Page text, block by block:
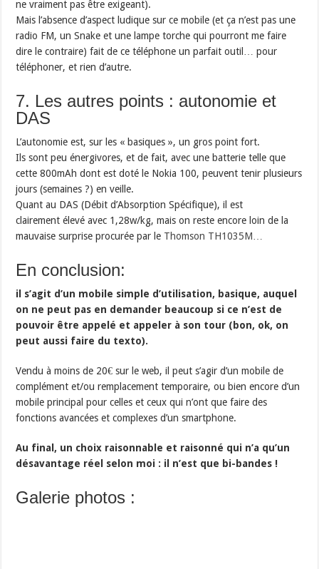
ne vraiment pas être exigeant).
Mais l’absence d’aspect ludique sur ce mobile (et ça n’est pas une
radio FM, un Snake et une lampe torche qui pourront me faire
dire le contraire) fait de ce téléphone un parfait outil… pour
téléphoner, et rien d’autre.
7. Les autres points : autonomie et
DAS
L’autonomie est, sur les « basiques », un gros point fort.
Ils sont peu énergivores, et de fait, avec une batterie telle que
cette 800mAh dont est doté le Nokia 100, peuvent tenir plusieurs
jours (semaines ?) en veille.
Quant au DAS (Débit d’Absorption Spécifique), il est
clairement élevé avec 1,28w/kg, mais on reste encore loin de la
mauvaise surprise procurée par le Thomson TH1035M…
En conclusion:
il s’agit d’un mobile simple d’utilisation, basique, auquel
on ne peut pas en demander beaucoup si ce n’est de
pouvoir être appelé et appeler à son tour (bon, ok, on
peut aussi faire du texto).
Vendu à moins de 20€ sur le web, il peut s’agir d’un mobile de
complément et/ou remplacement temporaire, ou bien encore d’un
mobile principal pour celles et ceux qui n’ont que faire des
fonctions avancées et complexes d’un smartphone.
Au final, un choix raisonnable et raisonné qui n’a qu’un
désavantage réel selon moi : il n’est que bi-bandes !
Galerie photos :